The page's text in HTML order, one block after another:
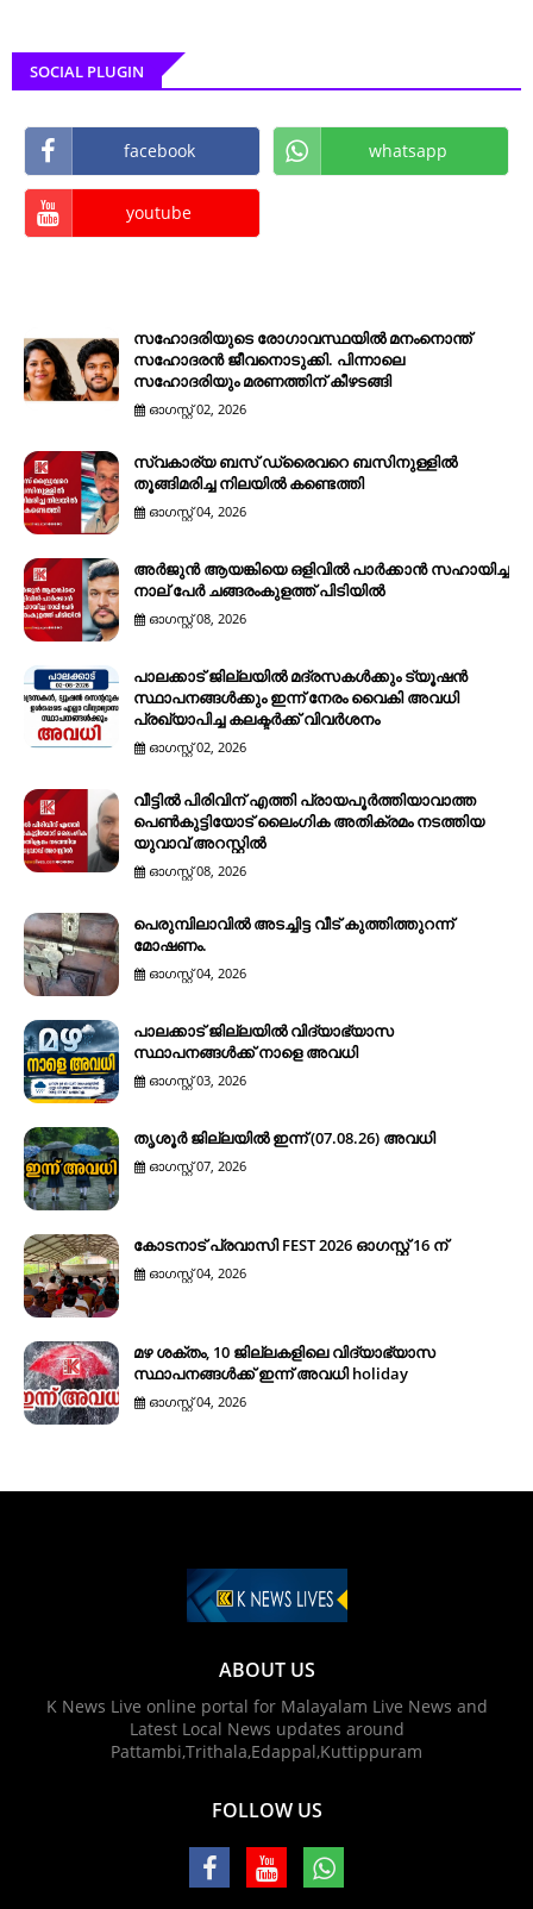
SOCIAL PLUGIN
facebook whatsapp
youtube
സഹോദരിയുടെ രോഗാവസ്ഥയിൽ മനംനൊന്ത്
സഹോദരൻ ജീവനൊടുക്കി. പിന്നാലെ
സഹോദരിയും മരണത്തിന് കീഴടങ്ങി
ഓഗസ്റ്റ് 02, 2026
സ്വകാര്യ ബസ് ഡ്രൈവറെ ബസിനുള്ളിൽ
തൂങ്ങിമരിച്ച നിലയിൽ കണ്ടെത്തി
ഓഗസ്റ്റ് 04, 2026
അർജുൻ ആയങ്കിയെ ഒളിവിൽ പാർക്കാൻ സഹായിച്ച
നാല് പേര്‍ ചങ്ങരംകുളത്ത് പിടിയില്‍
ഓഗസ്റ്റ് 08, 2026
പാലക്കാട് ജില്ലയിൽ മദ്രസകൾക്കും ട്യൂഷൻ
സ്ഥാപനങ്ങൾക്കും ഇന്ന് നേരം വൈകി അവധി
പ്രഖ്യാപിച്ച കലക്ടർക്ക് വിവർശനം
ഓഗസ്റ്റ് 02, 2026
വീട്ടിൽ പിരിവിന് എത്തി പ്രായപൂർത്തിയാവാത്ത
പെൺകുട്ടിയോട് ലൈംഗിക അതിക്രമം നടത്തിയ
യുവാവ് അറസ്റ്റിൽ
ഓഗസ്റ്റ് 08, 2026
പെരുമ്പിലാവിൽ അടച്ചിട്ട വീട് കുത്തിത്തുറന്ന്
മോഷണം.
ഓഗസ്റ്റ് 04, 2026
പാലക്കാട് ജില്ലയിൽ വിദ്യാഭ്യാസ
സ്ഥാപനങ്ങൾക്ക് നാളെ അവധി
ഓഗസ്റ്റ് 03, 2026
തൃശൂർ ജില്ലയിൽ ഇന്ന് (07.08.26) അവധി
ഓഗസ്റ്റ് 07, 2026
കോടനാട് പ്രവാസി FEST 2026 ഓഗസ്റ്റ് 16 ന്
ഓഗസ്റ്റ് 04, 2026
മഴ ശക്തം, 10 ജില്ലകളിലെ വിദ്യാഭ്യാസ
സ്ഥാപനങ്ങൾക്ക് ഇന്ന് അവധി holiday
ഓഗസ്റ്റ് 04, 2026
ABOUT US
K News Live online portal for Malayalam Live News and
Latest Local News updates around
Pattambi,Trithala,Edappal,Kuttippuram
FOLLOW US